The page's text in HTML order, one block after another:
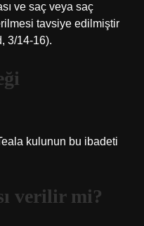
ve saç veya saç
tavsiye edilmiştir
3/14-16).
kulunun bu ibadeti
verilir mi?